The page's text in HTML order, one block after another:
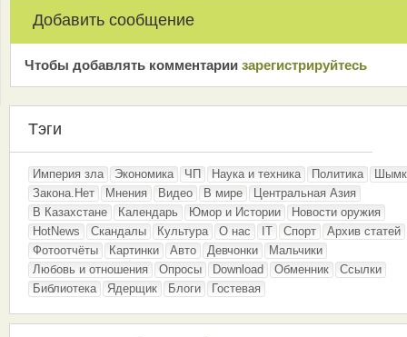
Добавить сообщение
Чтобы добавлять комментарии зарeгиcтрирyйтeсь
Тэги
Империя зла Экономика ЧП Наука и техника Политика
Закона.Нет
Мнения Видео В мире
Центральная Азия
В Казахстане
Календарь Юмор и Истории
Новости оружия
HotNews
Скандалы Культура О нас IT Спорт
Архив статей
Фотоотчёты
Картинки Авто Девчонки
Мальчики
Любовь и отношения
Опросы Download Обменник
Ссылки
Библиотека
Ядерщик Блоги Гостевая